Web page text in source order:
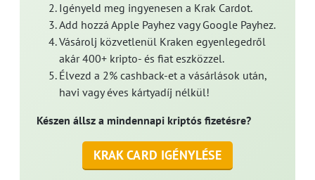
Igényeld meg ingyenesen a Krak Cardot.
Add hozzá Apple Payhez vagy Google Payhez.
Vásárolj közvetlenül Kraken egyenlegedről
akár 400+ kripto- és fiat eszközzel.
Élvezd a 2% cashback-et a vásárlások után,
havi vagy éves kártyadíj nélkül!
Készen állsz a mindennapi kriptós fizetésre?
KRAK CARD IGÉNYLÉSE